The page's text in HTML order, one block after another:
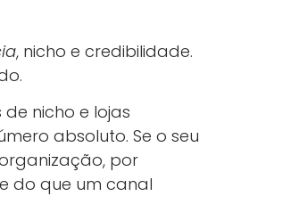
, nicho e credibilidade.
nicho e lojas
absoluto. Se o seu
por
do que um canal